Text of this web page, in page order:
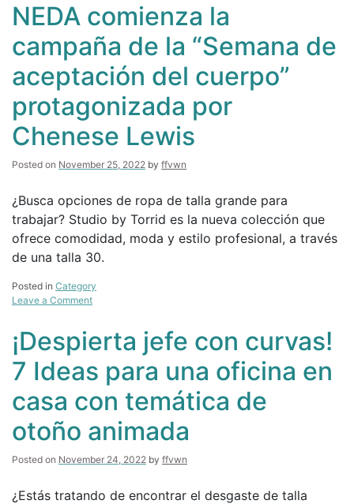
café:
con
capucha
con
capucha
de
una
sola
pecho
NEDA comienza la
campaña de la “Semana de
aceptación del cuerpo”
protagonizada por
Chenese Lewis
Posted on November 25, 2022 by ffvwn
¿Busca opciones de ropa de talla grande para
trabajar? Studio by Torrid es la nueva colección que
ofrece comodidad, moda y estilo profesional, a través
de una talla 30.
Posted in Category
Leave a Commenton
la
de
la
“Semana
de
aceptación
del
cuerpo”
Chenese
¡Despierta jefe con curvas!
7 Ideas para una oficina en
casa con temática de
otoño animada
Posted on November 24, 2022 by ffvwn
¿Estás tratando de encontrar el desgaste de talla